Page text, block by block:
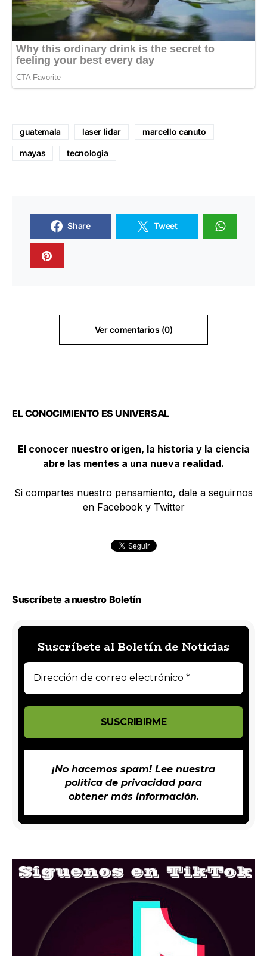
guatemala laser lidar marcello canuto
mayas tecnologia
Share Tweet
Ver comentarios (0)
EL CONOCIMIENTO ES UNIVERSAL
El conocer nuestro origen, la historia y la ciencia
abre las mentes a una nueva realidad.
Si compartes nuestro pensamiento, dale a seguirnos
en Facebook y Twitter
Suscríbete a nuestro Boletín
Suscríbete al Boletín de Noticias
¡No hacemos spam! Lee nuestra
política de privacidadpara
obtener más información.